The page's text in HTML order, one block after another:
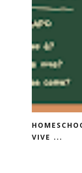
VIVE ...